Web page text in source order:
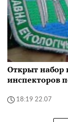
Открыт набор
инспекторов
18:19 22.07